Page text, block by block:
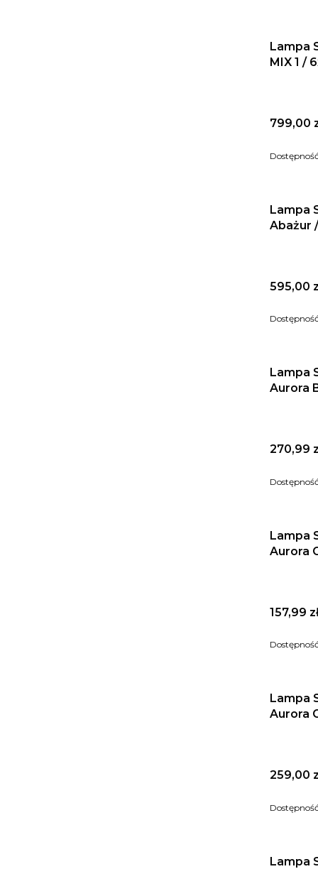
Lampa
MIX 1 /
Cena
799,00
Lampa
Abażur
Cena
595,00
Lampa
Aurora
Cena
270,99
Lampa
Aurora
Cena
157,99
Lampa
Aurora
Cena
259,00
Lampa